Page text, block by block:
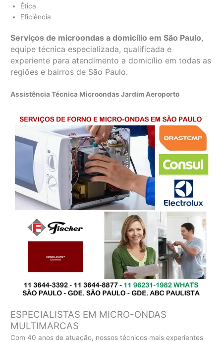
Ética
Eficiência
Serviços de microondas a domicílio em São Paulo,
equipe técnica especializada, qualificada e
experiente para atendimento a domicílio em todas as
regiões e bairros de São Paulo.
Assistência Técnica Microondas Jardim Aeroporto
ESPECIALISTAS EM MICRO-ONDAS
MULTIMARCAS
Com 40 anos de atuação, nossos técnicos mais experientes